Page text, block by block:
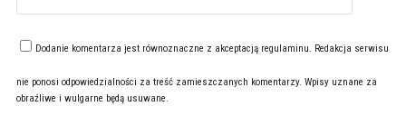
Dodanie komentarza jest równoznaczne z akceptacją regulaminu. Redakcja serwisu
nie ponosi odpowiedzialności za treść zamieszczanych komentarzy. Wpisy uznane za
obraźliwe i wulgarne będą usuwane.